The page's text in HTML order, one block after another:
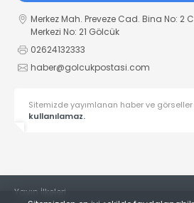
Merkez Mah. Preveze Cad. Bina No: 2
Merkezi No: 21 Gölcük
02624132333
haber@golcukpostasi.com
Sitemizde yayımlanan haber ve
kullanılamaz.
Yayın İlkeleri